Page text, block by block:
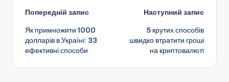
Навігація
по
запису
Попередній запис
Як примножити 1000
долларів в Україні: 33
ефективні способи
Наступний запис
5 крутих способів
швидко втратити гроші
на криптовалюті